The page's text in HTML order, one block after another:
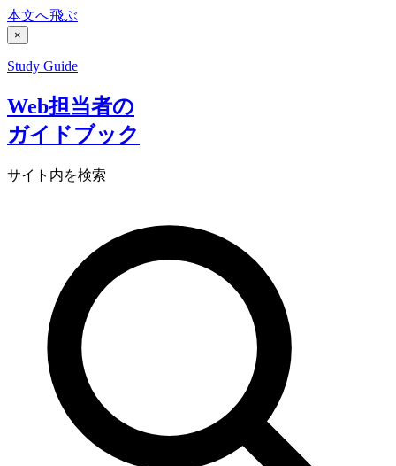
本文へ飛ぶ
×
Study Guide
Web担当者の
ガイドブック
サイト内を検索